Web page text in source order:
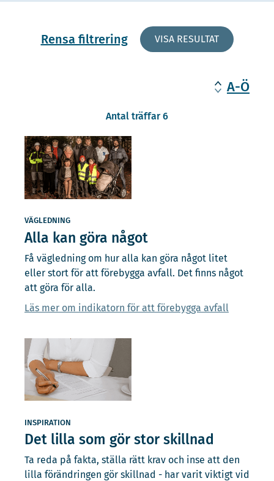
Rensa filtrering VISA RESULTAT
A-Ö
Antal träffar 6
VÄGLEDNING
Alla kan göra något
Få vägledning om hur alla kan göra något litet
eller stort för att förebygga avfall. Det finns något
att göra för alla.
Läs mer om indikatorn för att förebygga avfall
INSPIRATION
Det lilla som gör stor skillnad
Ta reda på fakta, ställa rätt krav och inse att den
lilla förändringen gör skillnad - har varit viktigt vid